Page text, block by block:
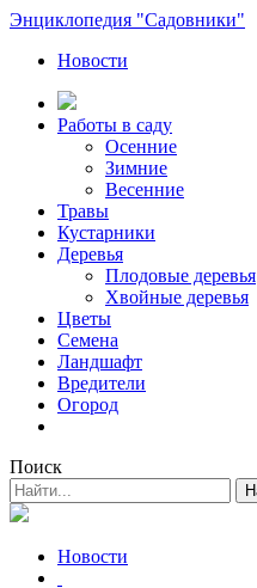
Энциклопедия "Садовники"
Новости
Работы в саду
Осенние
Зимние
Весенние
Травы
Кустарники
Деревья
Плодовые деревья
Хвойные деревья
Цветы
Семена
Ландшафт
Вредители
Огород
Поиск
Новости